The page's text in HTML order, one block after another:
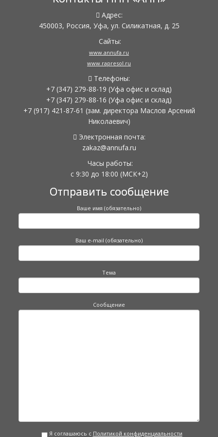
Адрес:
450003, Россия, Уфа, ул. Силикатная, д. 25
Сайты:
www.annufa.ru
www.rapresol.ru
Телефоны:
+7 (347) 279-88-19 (Уфа офис и склад)
+7 (347) 279-88-16 (Уфа офис и склад)
+7 (917) 421-87-61 (зам. директора Маслов Арсений
Николаевич)
Электронная почта:
zakaz@annufa.ru
Часы работы:
с 9:30 до 18:00 (МСК+2)
Отправить сообщение
Ваше имя (обязательно)
Ваш e-mail (обязательно)
Тема
Сообщение
Я соглашаюсь с Политикой конфиденциальности